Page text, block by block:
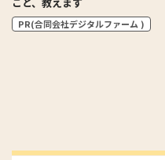
PR(合同会社デジタルファーム )